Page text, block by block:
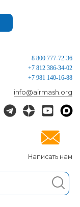
Написать нам
8 800 777-72-36
+7 812 386-34-02
+7 981 140-16-88
info@airmash.org